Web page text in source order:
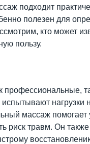
подходит
полезен для
кто может
пользу.
профессиональные,
нагрузки
массаж помогает
риск травм. Он также